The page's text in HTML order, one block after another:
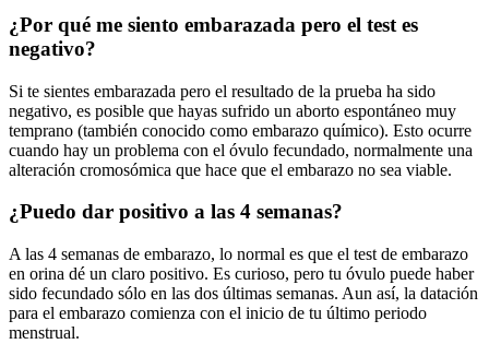
¿Por qué me siento embarazada pero el test es
negativo?
Si te sientes embarazada pero el resultado de la prueba ha sido
negativo, es posible que hayas sufrido un aborto espontáneo muy
temprano (también conocido como embarazo químico). Esto ocurre
cuando hay un problema con el óvulo fecundado, normalmente una
alteración cromosómica que hace que el embarazo no sea viable.
¿Puedo dar positivo a las 4 semanas?
A las 4 semanas de embarazo, lo normal es que el test de embarazo
en orina dé un claro positivo. Es curioso, pero tu óvulo puede haber
sido fecundado sólo en las dos últimas semanas. Aun así, la datación
para el embarazo comienza con el inicio de tu último periodo
menstrual.